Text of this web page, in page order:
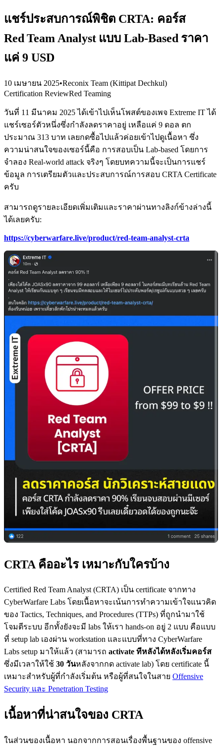
แชร์ประสบการณ์พิชิต CRTA: คอร์ส
Red Team Analyst แบบ Lab‑Based ราคา
แค่ 9 USD
10 เมษายน 2025•Reconix Team (Kittipat Dechkul)
Certification ReviewRed Teaming
วันที่ 11 มีนาคม 2025 ได้เข้าไปเห็นโพสต์ของเพจ Extreme IT ได้
แชร์เซอร์ตัวหนึ่งซึ่งกำลังลดราคาอยู่ เหลือแค่ 9 ดอล ตก
ประมาณ 313 บาท เลยกดซื้อไปแล้วค่อยเข้าไปดูเนื้อหา ซึ่ง
ความน่าสนใจของเซอร์นี้คือ การสอบเป็น Lab-based โดยการ
จำลอง Real-world attack จริงๆ โดยบทความนี้จะเป็นการแชร์
ข้อมูล การเตรียมตัวและประสบการณ์การสอบ CRTA Certificate
ครับ
สามารถดูรายละเอียดเพิ่มเติมและราคาผ่านทางลิงก์ข้างล่างนี้
ได้เลยครับ:
https://cyberwarfare.live/product/red-team-analyst-crta
CRTA คืออะไร เหมาะกับใครบ้าง
Certified Red Team Analyst (CRTA) เป็น certificate จากทาง
CyberWarfare Labs โดยเนื้อหาจะเน้นการทำความเข้าใจแนวคิด
ของ Tactics, Techniques, and Procedures (TTPs) ที่ถูกนำมาใช้
โจมตีระบบ อีกทั้งยังจะมี labs ให้เรา hands-on อยู่ 2 แบบ คือแบบ
ที่ setup lab เองผ่าน workstation และแบบที่ทาง CyberWarfare
Labs setup มาให้แล้ว (สามารถ activate ทีหลังได้หลังเริ่มคอร์ส
ซึ่งมีเวลาให้ใช้ 30 วันหลังจากกด activate lab) โดย certificate นี้
เหมาะสำหรับผู้ที่กำลังเริ่มต้น หรือผู้ที่สนใจในสาย Offensive
Security และ Penetration Testing
เนื้อหาที่น่าสนใจของ CRTA
ในส่วนของเนื้อหา นอกจากการสอนเรื่องพื้นฐานของ offensive